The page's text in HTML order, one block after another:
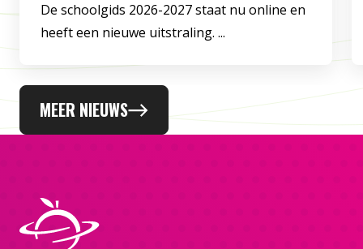
De schoolgids 2026-2027 staat nu online en
heeft een nieuwe uitstraling. ...
MEER NIEUWS